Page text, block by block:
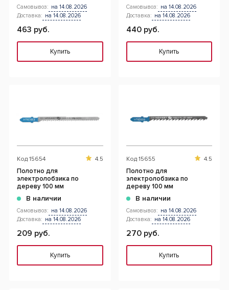
Самовывоз: на 14.08.2026
Доставка: на 14.08.2026
463 руб.
Купить
Самовывоз: на 14.08.2026
Доставка: на 14.08.2026
440 руб.
Купить
Код 15654 4.5
Полотно для
электролобзика по
дереву 100 мм
В наличии
Самовывоз: на 14.08.2026
Доставка: на 14.08.2026
209 руб.
Купить
Код 15655 4.5
Полотно для
электролобзика по
дереву 100 мм
В наличии
Самовывоз: на 14.08.2026
Доставка: на 14.08.2026
270 руб.
Купить